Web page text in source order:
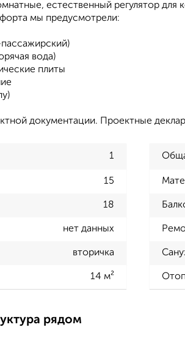
естественный регулятор
мы предусмотрели:
вода)
плиты
документации. Проектные
1
15
18
нет данных
вторичка
14 м²
рядом